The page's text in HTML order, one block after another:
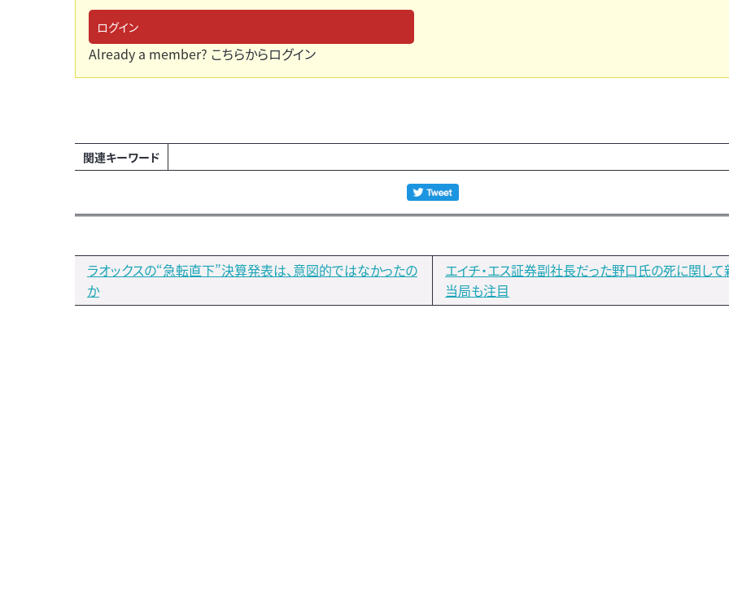
ログイン
Already a member? こちらからログイン
関連キーワード
ラオックスの“急転直下”決算発表は、意図的ではなかったの
か
エイチ・エス証券副社長だった野口氏の死に関して
当局も注目